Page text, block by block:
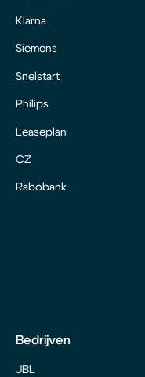
Klarna
Siemens
Snelstart
Philips
Leaseplan
CZ
Rabobank
Bedrijven
JBL